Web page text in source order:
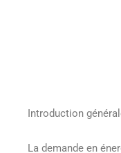
Introduction
La demande en